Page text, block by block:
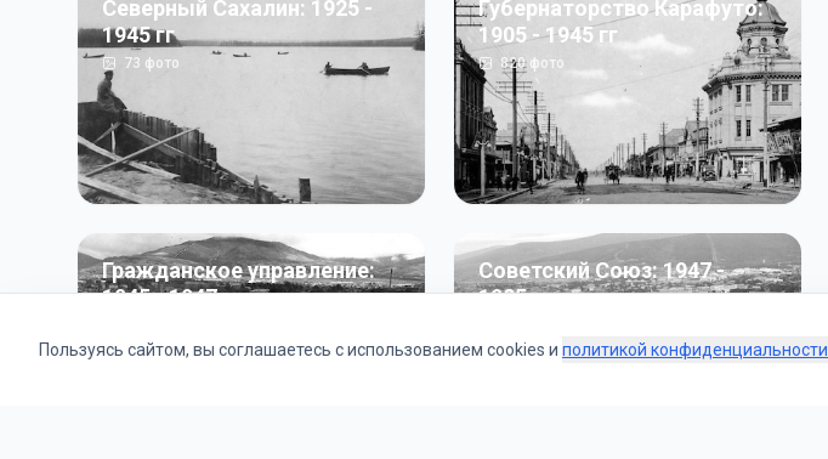
Северный Сахалин: 1925 -
1945 гг
73 фото
Губернаторство Карафуто:
1905 - 1945 гг
820фото
Гражданское управление:
1945 - 1947 гг
Советский Союз: 1947 -
1985 гг
Пользуясь сайтом, вы соглашаетесь с использованием cookies и политикой конфиденциальности.